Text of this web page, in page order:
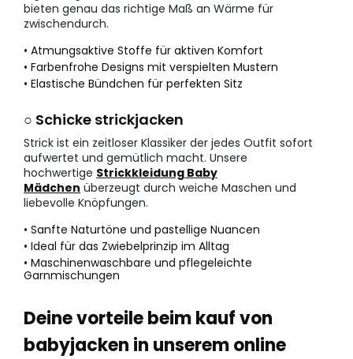
bieten genau das richtige Maß an Wärme für
zwischendurch.
• Atmungsaktive Stoffe für aktiven Komfort
• Farbenfrohe Designs mit verspielten Mustern
• Elastische Bündchen für perfekten Sitz
○ Schicke strickjacken
Strick ist ein zeitloser Klassiker der jedes Outfit sofort
aufwertet und gemütlich macht. Unsere
hochwertige Strickkleidung Baby
Mädchen überzeugt durch weiche Maschen und
liebevolle Knöpfungen.
• Sanfte Naturtöne und pastellige Nuancen
• Ideal für das Zwiebelprinzip im Alltag
• Maschinenwaschbare und pflegeleichte
Garnmischungen
Deine vorteile beim kauf von
babyjacken in unserem online